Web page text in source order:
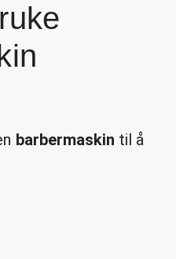
barbermaskin til å